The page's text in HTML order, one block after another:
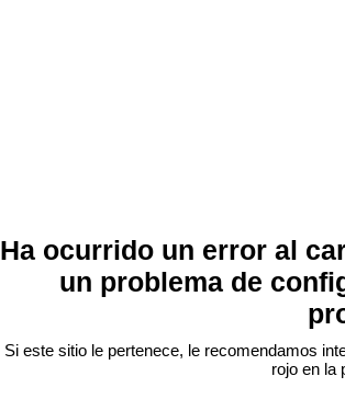
Ha ocurrido un error al
un problema de
Si este sitio le pertenece, le recomendamos
rojo en la